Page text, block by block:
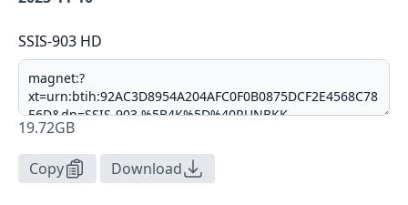
SSIS-903 HD
19.72GB
Copy Download